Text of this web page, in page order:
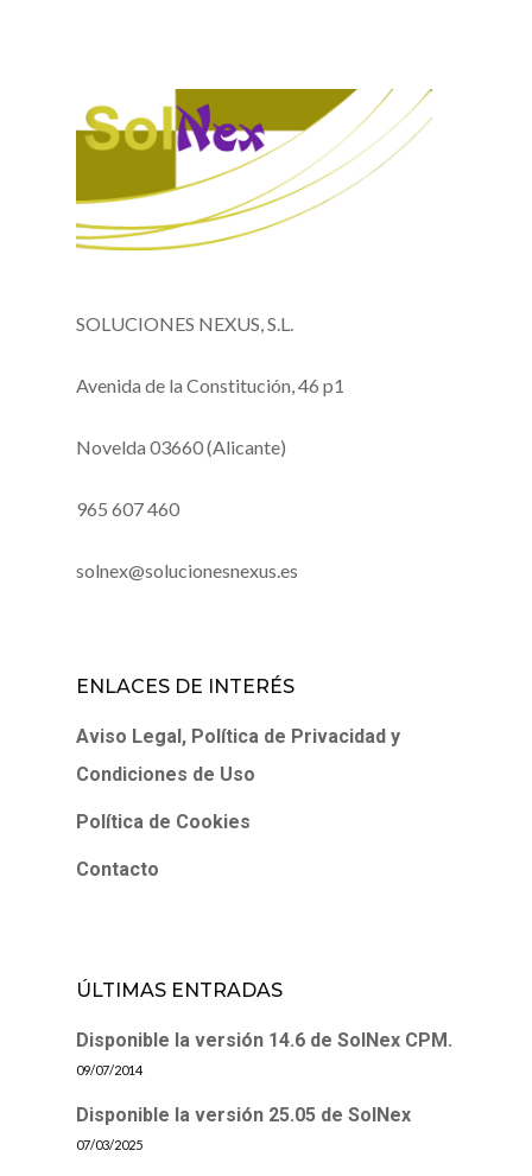
SOLUCIONES NEXUS, S.L.
Avenida de la Constitución, 46 p1
Novelda 03660 (Alicante)
965 607 460
solnex@solucionesnexus.es
ENLACES DE INTERÉS
Aviso Legal, Política de Privacidad y
Condiciones de Uso
Política de Cookies
Contacto
ÚLTIMAS ENTRADAS
Disponible la versión 14.6 de SolNex CPM.
09/07/2014
Disponible la versión 25.05 de SolNex
07/03/2025